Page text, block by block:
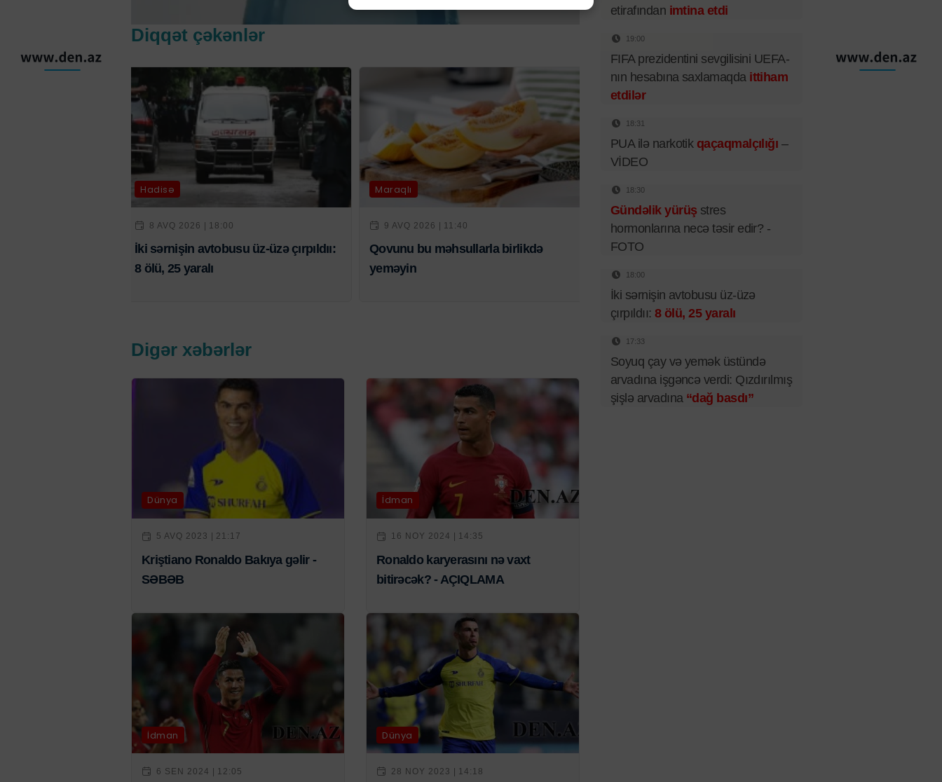
Diqqət çəkənlər
Hadisə
8 AVQ 2026 | 18:00
İki sərnişin avtobusu üz-üzə çırpıldıı:
8 ölü, 25 yaralı
Maraqlı
9 AVQ 2026 | 11:40
Qovunu bu məhsullarla birlikdə
yeməyin
Digər xəbərlər
Dünya
5 AVQ 2023 | 21:17
Kriştiano Ronaldo Bakıya gəlir -
SƏBƏB
İdman
16 NOY 2024 | 14:35
Ronaldo karyerasını nə vaxt
bitirəcək? - AÇIQLAMA
İdman
6 SEN 2024 | 12:05
Dünya
28 NOY 2023 | 14:18
etirafından imtina etdi
19:00
FIFA prezidentini sevgilisini UEFA-
nın hesabına saxlamaqda ittiham
etdilər
18:31
PUA ilə narkotik qaçaqmalçılığı –
VİDEO
18:30
Gündəlik yürüş stres
hormonlarına necə təsir edir? -
FOTO
18:00
İki sərnişin avtobusu üz-üzə
çırpıldıı:8 ölü, 25 yaralı
17:33
Soyuq çay və yemək üstündə
arvadına işgəncə verdi: Qızdırılmış
şişlə arvadına “dağ basdı”